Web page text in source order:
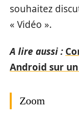
souhaitez
« Vidéo ».
A lire aussi :
Android sur un
Zoom